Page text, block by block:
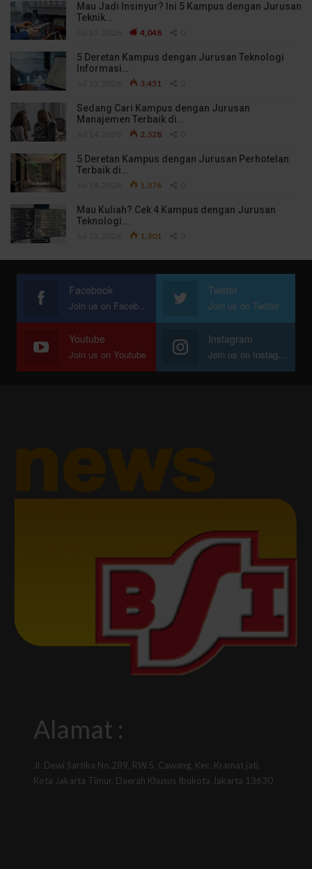
Mau Jadi Insinyur? Ini 5 Kampus dengan Jurusan
Teknik…
4,048
5 Deretan Kampus dengan Jurusan Teknologi
Informasi…
3,451
Sedang Cari Kampus dengan Jurusan
Manajemen Terbaik di…
2,328
5 Deretan Kampus dengan Jurusan Perhotelan
Terbaik di…
1,376
Mau Kuliah? Cek 4 Kampus dengan Jurusan
Teknologi…
1,301
Facebook
Join us on Facebook
Twitter
Join us on Twitter
Youtube
Join us on Youtube
Instagram
Join us on Instagram
Alamat :
Jl. Dewi Sartika No.289, RW.5, Cawang, Kec. Kramat jati,
Kota Jakarta Timur, Daerah Khusus Ibukota Jakarta 13630